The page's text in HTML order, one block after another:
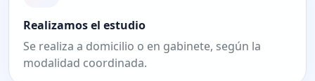
Realizamos el estudio
Se realiza a domicilio o en gabinete, según la
modalidad coordinada.